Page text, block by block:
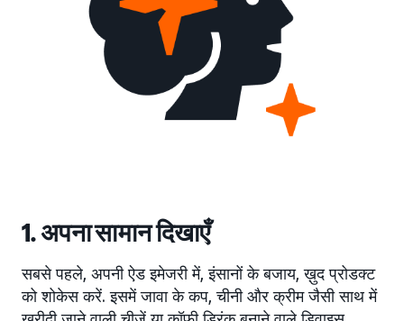
1. अपना सामान दिखाएँ
सबसे पहले, अपनी ऐड इमेजरी में, इंसानों के बजाय, ख़ुद प्रोडक्ट
को शोकेस करें. इसमें जावा के कप, चीनी और क्रीम जैसी साथ में